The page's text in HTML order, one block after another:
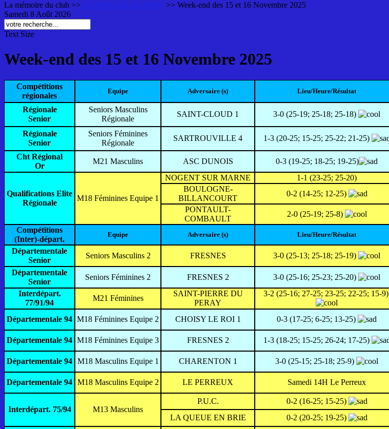
La mémoire du club >> Les week-ends de Volley >> Week-end des 15 et 16 Novembre 2025
Samedi 8 Août 2026
Text Size
Week-end des 15 et 16 Novembre 2025
Compétitions
régionales
Equipe Adversaire (s) Lieu/Heure/Résultat
Régionale
Senior
Seniors Masculins
Régionale
SAINT-CLOUD 1 3-0 (25-19; 25-18; 25-18)
Régionale
Senior
Seniors Féminines
Régionale
SARTROUVILLE 4 1-3 (20-25; 15-25; 25-22; 21-25)
Cht Régional
Or
M21 Masculins ASC DUNOIS 0-3 (19-25; 18-25; 19-25)
Qualifications Elite
Régionale
M18 Féminines Equipe 1
NOGENT SUR MARNE
1-1 (23-25; 25-20)
BOULOGNE-
BILLANCOURT
0-2 (14-25; 12-25)
PONTAULT-
COMBAULT
2-0 (25-19; 25-8)
Compétitions
(Inter)-départ.
Equipe Adversaire (s) Lieu/Heure/Résultat
Départementale
Senior
Seniors Masculins 2 FRESNES
3-0 (25-13; 25-18; 25-19)
Départementale
Senior
Seniors Féminines 2 FRESNES 2
3-0 (25-16; 25-23; 25-20)
Interdépart.
77/91/94
M21 Féminines
SAINT-PIERRE DU
PERAY
3-2 (25-16; 27-25; 23-25; 22-25; 15-9)
Départementale 94 M18 Féminines Equipe 2 CHOISY LE ROI 1 0-3 (17-25; 6-25; 13-25)
Départementale 94 M18 Féminines Equipe 3 FRESNES 2 1-3 (18-25; 15-25; 26-24; 17-25)
Départementale 94 M18 Masculins Equipe 1 CHARENTON 1 3-0 (25-15; 25-18; 25-9)
Départementale 94 M18 Masculins Equipe 2 LE PERREUX Samedi 14H Le Perreux
Interdépart. 75/94 M13 Masculins
P.U.C.
0-2 (16-25; 15-25)
LA QUEUE EN BRIE
0-2 (20-25; 19-25)